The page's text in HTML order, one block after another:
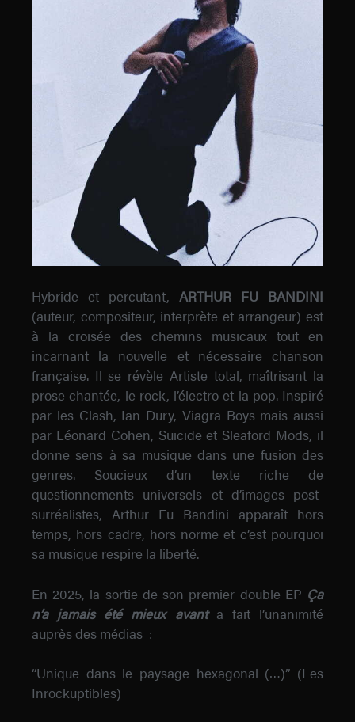
Hybride et percutant, ARTHUR FU BANDINI
(auteur, compositeur, interprète et arrangeur) est
à la croisée des chemins musicaux tout en
incarnant la nouvelle et nécessaire chanson
française. Il se révèle Artiste total, maîtrisant la
prose chantée, le rock, l’électro et la pop. Inspiré
par les Clash, Ian Dury, Viagra Boys mais aussi
par Léonard Cohen, Suicide et Sleaford Mods, il
donne sens à sa musique dans une fusion des
genres. Soucieux d’un texte riche de
questionnements universels et d’images post-
surréalistes, Arthur Fu Bandini apparaît hors
temps, hors cadre, hors norme et c’est pourquoi
sa musique respire la liberté.
En 2025, la sortie de son premier double EP Ça
n’a jamais été mieux avanta fait l’unanimité
auprès des médias :
“Unique dans le paysage hexagonal (…)” (Les
Inrockuptibles)